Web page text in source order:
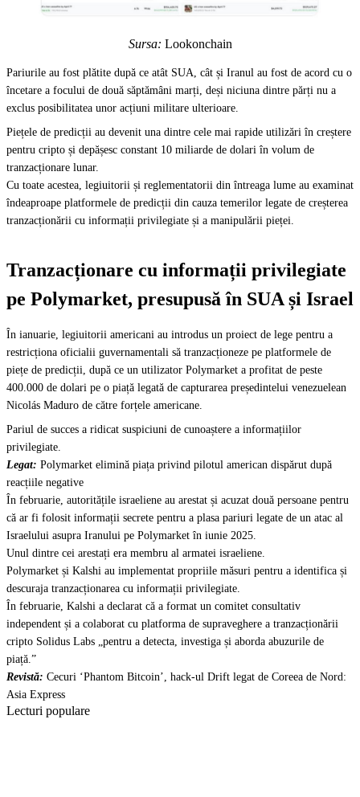
Sursa: Lookonchain
Pariurile au fost plătite după ce atât SUA, cât și Iranul au fost de acord cu o
încetare a focului de două săptămâni marți, deși niciuna dintre părți nu a
exclus posibilitatea unor acțiuni militare ulterioare.
Piețele de predicții au devenit una dintre cele mai rapide utilizări în creștere
pentru cripto și depășesc constant 10 miliarde de dolari în volum de
tranzacționare lunar.
Cu toate acestea, legiuitorii și reglementatorii din întreaga lume au examinat
îndeaproape platformele de predicții din cauza temerilor legate de creșterea
tranzacționării cu informații privilegiate și a manipulării pieței.
Tranzacționare cu informații privilegiate
pe Polymarket, presupusă în SUA și Israel
În ianuarie, legiuitorii americani au introdus un proiect de lege pentru a
restricționa oficialii guvernamentali să tranzacționeze pe platformele de
piețe de predicții, după ce un utilizator Polymarket a profitat de peste
400.000 de dolari pe o piață legată de capturarea președintelui venezuelean
Nicolás Maduro de către forțele americane.
Pariul de succes a ridicat suspiciuni de cunoaștere a informațiilor
privilegiate.
Legat: Polymarket elimină piața privind pilotul american dispărut după
reacțiile negative
În februarie, autoritățile israeliene au arestat și acuzat două persoane pentru
că ar fi folosit informații secrete pentru a plasa pariuri legate de un atac al
Israelului asupra Iranului pe Polymarket în iunie 2025.
Unul dintre cei arestați era membru al armatei israeliene.
Polymarket și Kalshi au implementat propriile măsuri pentru a identifica și
descuraja tranzacționarea cu informații privilegiate.
În februarie, Kalshi a declarat că a format un comitet consultativ
independent și a colaborat cu platforma de supraveghere a tranzacționării
cripto Solidus Labs „pentru a detecta, investiga și aborda abuzurile de
piață.”
Revistă: Cecuri ‘Phantom Bitcoin’, hack-ul Drift legat de Coreea de Nord:
Asia Express
Lecturi populare